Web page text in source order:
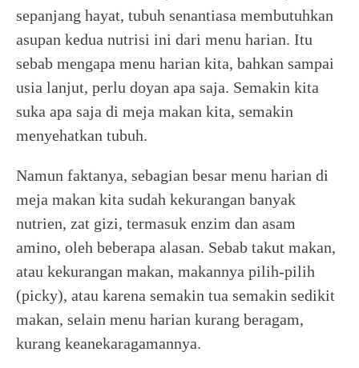
sepanjang hayat, tubuh senantiasa membutuhkan
asupan kedua nutrisi ini dari menu harian. Itu
sebab mengapa menu harian kita, bahkan sampai
usia lanjut, perlu doyan apa saja. Semakin kita
suka apa saja di meja makan kita, semakin
menyehatkan tubuh.
Namun faktanya, sebagian besar menu harian di
meja makan kita sudah kekurangan banyak
nutrien, zat gizi, termasuk enzim dan asam
amino, oleh beberapa alasan. Sebab takut makan,
atau kekurangan makan, makannya pilih-pilih
(picky), atau karena semakin tua semakin sedikit
makan, selain menu harian kurang beragam,
kurang keanekaragamannya.